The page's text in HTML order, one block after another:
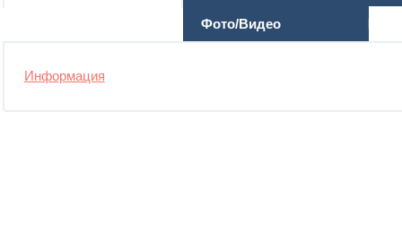
Фото/Видео
Информация